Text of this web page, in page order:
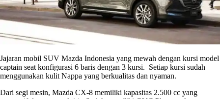
Jajaran mobil SUV Mazda Indonesia yang mewah dengan kursi model
captain seat konfigurasi 6 baris dengan 3 kursi. Setiap kursi sudah
menggunakan kulit Nappa yang berkualitas dan nyaman.
Dari segi mesin, Mazda CX-8 memiliki kapasitas 2.500 cc yang